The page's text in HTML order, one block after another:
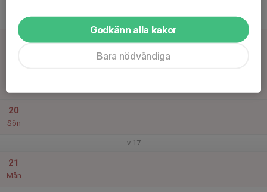
20
Sön
v.17
21
Mån
Godkänn alla kakor
Bara nödvändiga